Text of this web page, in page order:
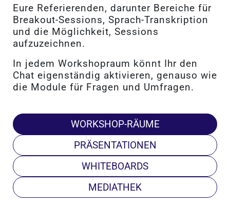
Eure Referierenden, darunter Bereiche für
Breakout-Sessions, Sprach-Transkription
und die Möglichkeit, Sessions
aufzuzeichnen.
In jedem Workshopraum könnt Ihr den
Chat eigenständig aktivieren, genauso wie
die Module für Fragen und Umfragen.
WORKSHOP-RÄUME
PRÄSENTATIONEN
WHITEBOARDS
MEDIATHEK